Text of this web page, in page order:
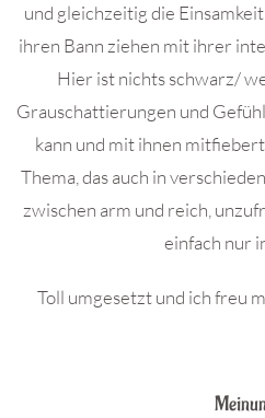
und gleichzeitig die
ihren Bann ziehen mit ihrer
Hier ist nichts schwarz/
Grauschattierungen und
kann und mit ihnen
Thema, das auch in
zwischen arm und reich,
einfach nur
Toll umgesetzt und ich freu